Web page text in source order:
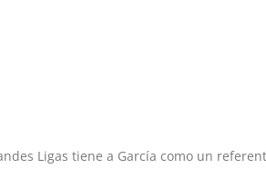
Ligas tiene a García como un